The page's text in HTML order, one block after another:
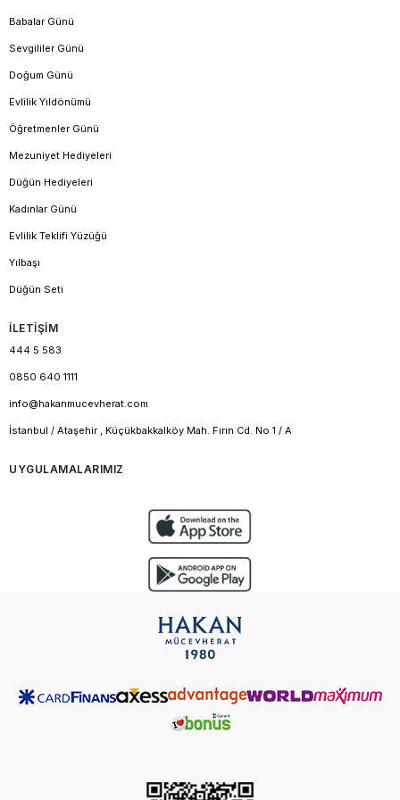
Babalar Günü
Sevgililer Günü
Doğum Günü
Evlilik Yıldönümü
Öğretmenler Günü
Mezuniyet Hediyeleri
Düğün Hediyeleri
Kadınlar Günü
Evlilik Teklifi Yüzüğü
Yılbaşı
Düğün Seti
İLETİŞİM
444 5 583
0850 640 1111
info@hakanmucevherat.com
İstanbul / Ataşehir , Küçükbakkalköy Mah. Fırın Cd. No 1 / A
UYGULAMALARIMIZ